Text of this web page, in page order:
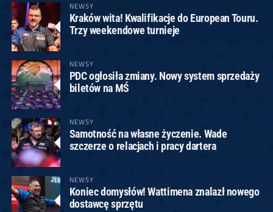
NEWSY
Kraków wita! Kwalifikacje do European Touru.
Trzy weekendowe turnieje
NEWSY
PDC ogłosiła zmiany. Nowy system sprzedaży
biletów na MŚ
NEWSY
Samotność na własne życzenie. Wade
szczerze o relacjach i pracy dartera
NEWSY
Koniec domysłów! Wattimena znalazł nowego
dostawcę sprzętu